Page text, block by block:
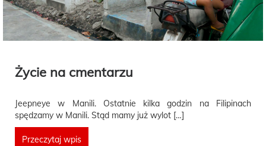
Życie na cmentarzu
Jeepneye w Manili. Ostatnie kilka godzin na Filipinach
spędzamy w Manili. Stąd mamy już wylot […]
Przeczytaj wpis